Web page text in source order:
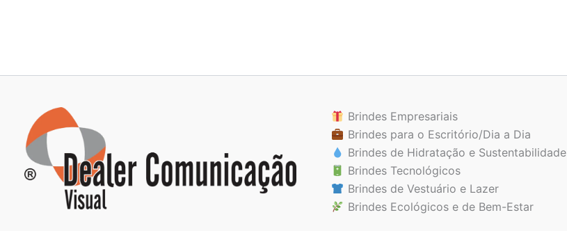
Brindes Empresariais
Brindes para o Escritório/Dia a Dia
Brindes de Hidratação e Sustentabilidade
Brindes Tecnológicos
Brindes de Vestuário e Lazer
Brindes Ecológicos e de Bem-Estar